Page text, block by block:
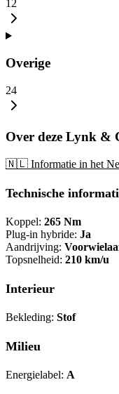
12
Overige
24
Over deze Lynk &
🇳🇱 Informatie in het
Technische
Koppel: 265 Nm
Plug-in hybride: Ja
Aandrijving:
Topsnelheid: 210 km/u
Interieur
Bekleding: Stof
Milieu
Energielabel: A